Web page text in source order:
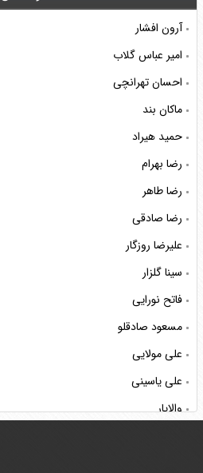
آرون افشار
امیر عباس گلاب
احسان تهرانچی
ماکان بند
حمید هیراد
رضا بهرام
رضا طاهر
رضا صادقی
علیرضا روزگار
سینا گلزار
فاتح نورایی
مسعود صادقلو
علی مولایی
علی یاسینی
والایار